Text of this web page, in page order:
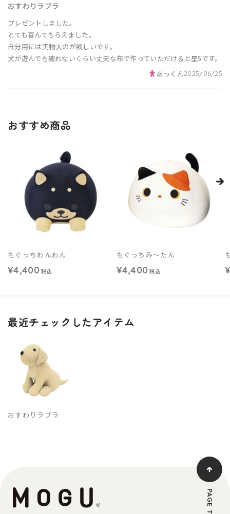
おすわりラブラ
プレゼントしました。
とても喜んでもらえました。
自分用には実物大のが欲しいです。
犬が遊んでも破れないくらい丈夫な布で作っていただけると星5です。
あっくん2025/06/25
おすすめ商品
もぐっちわんわん
¥4,400 税込
もぐっちみ～たん
¥4,400 税込
最近チェックしたアイテム
おすわりラブラ